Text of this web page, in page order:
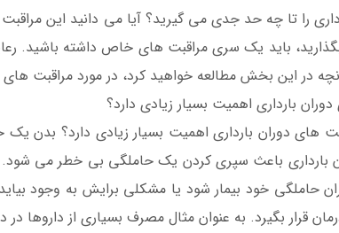
را تا چه حد جدی می گیرید؟ آیا می دانید این
باید یک سری مراقبت های خاص داشته باشید.
در این بخش مطالعه خواهید کرد، در مورد مراقبت های
بارداری اهمیت بسیار زیادی دارد؟
های دوران بارداری اهمیت بسیار زیادی دارد؟ بدن یک
بارداری باعث سپری کردن یک حاملگی بی خطر می
حاملگی خود بیمار شود یا مشکلی برایش به وجود
قرار بگیرد. به عنوان مثال مصرف بسیاری از داروها در